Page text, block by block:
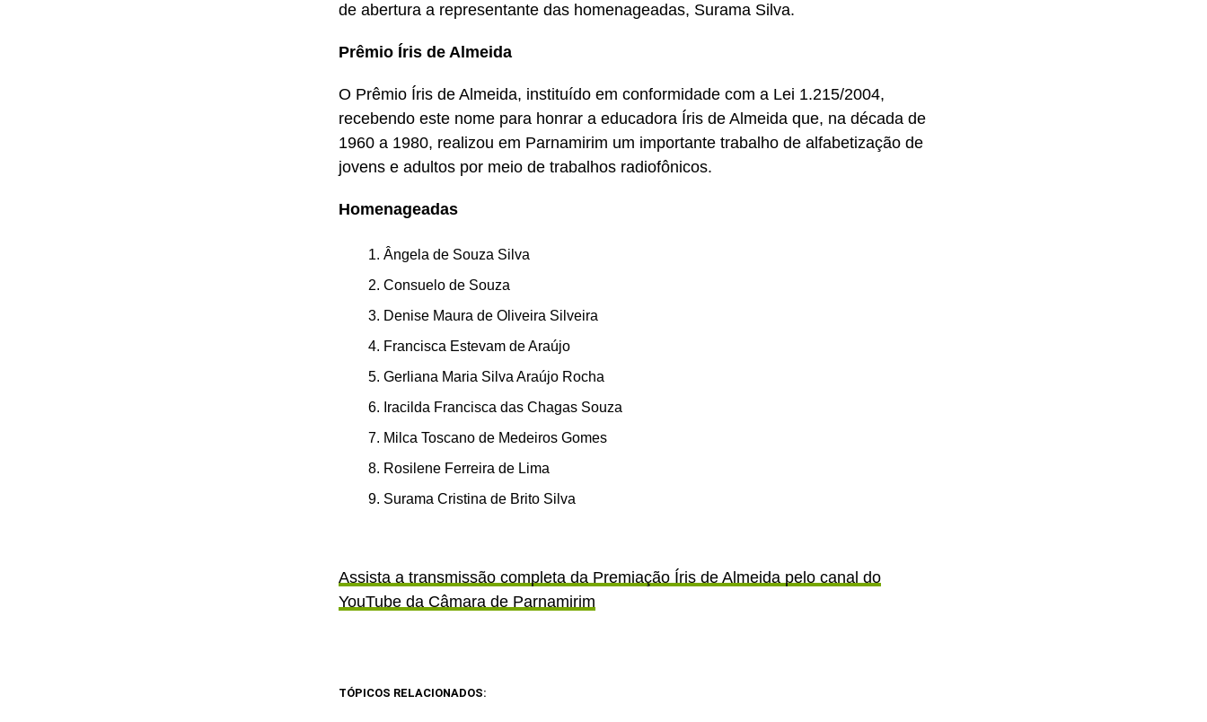
de abertura a representante das homenageadas, Surama Silva.
Prêmio Íris de Almeida
O Prêmio Íris de Almeida, instituído em conformidade com a Lei 1.215/2004,
recebendo este nome para honrar a educadora Íris de Almeida que, na década de
1960 a 1980, realizou em Parnamirim um importante trabalho de alfabetização de
jovens e adultos por meio de trabalhos radiofônicos.
Homenageadas
Ângela de Souza Silva
Consuelo de Souza
Denise Maura de Oliveira Silveira
Francisca Estevam de Araújo
Gerliana Maria Silva Araújo Rocha
Iracilda Francisca das Chagas Souza
Milca Toscano de Medeiros Gomes
Rosilene Ferreira de Lima
Surama Cristina de Brito Silva
Assista a transmissão completa da Premiação Íris de Almeida pelo canal do
YouTube da Câmara de Parnamirim
TÓPICOS RELACIONADOS: